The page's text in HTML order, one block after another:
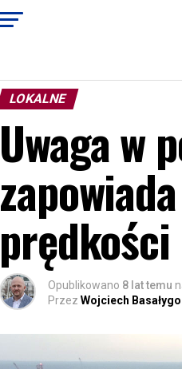
LOKALNE
Uwaga w
prędkości
Opublikowano 8 lat temu
Przez Wojciech Basałygo